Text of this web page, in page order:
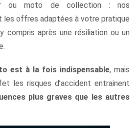
ou moto de collection : nos
les offres adaptées à votre pratique
compris après une résiliation ou un
est à la fois indispensable, mais
les risques d’accident entrainent
plus graves que les autres